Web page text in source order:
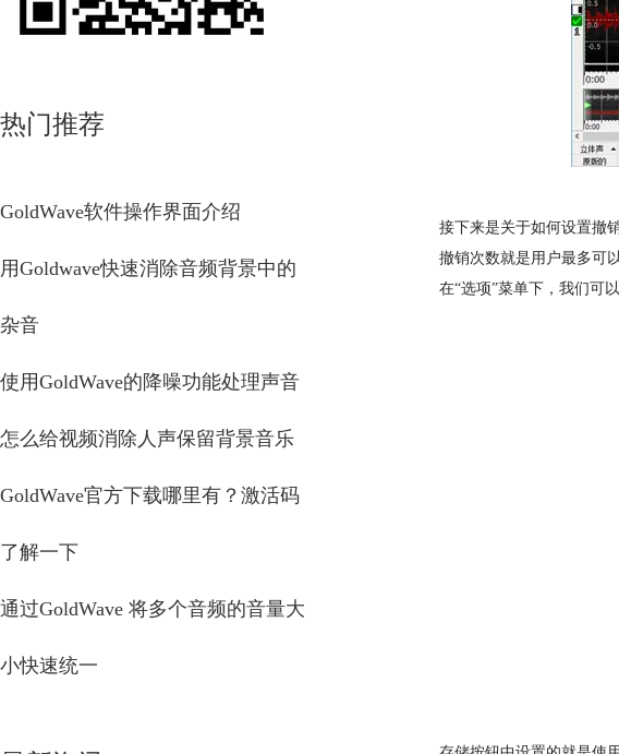
热门推荐
GoldWave软件操作界面介绍
用Goldwave快速消除音频背景中的
杂音
使用GoldWave的降噪功能处理声音
怎么给视频消除人声保留背景音乐
GoldWave官方下载哪里有？激活码
了解一下
通过GoldWave 将多个音频的音量大
小快速统一
接下来是关于如何设置撤
撤销次数就是用户最多可
在“选项”菜单下，我们可